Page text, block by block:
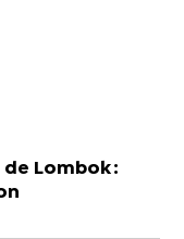
Lombok :